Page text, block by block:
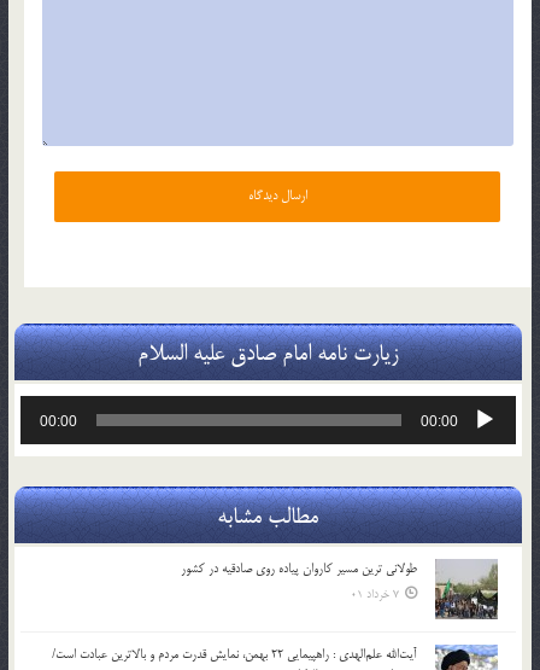
زیارت نامه امام صادق علیه السلام
پخش‌کننده
00:00
00:00
مطالب مشابه
طولانی ترین مسیر کاروان پیاده روی صادقیه در کشور
7 خرداد 01
آیت‌الله علم‌الهدی : راهپیمایی 22 بهمن، نمایش قدرت مردم و بالاترین عبادت است/